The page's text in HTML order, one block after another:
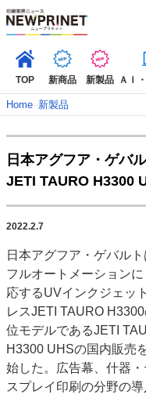
TOP 新商品 新製品 ＡＩ
特
インタビュー
コレク
SDGs・地域
ポストプレス
市場・統計
人事・移転・異
特集記事カテゴリー一覧
特集・デジタル印刷 アイデア
JAPAN PACK 2023 特集
中
2022 見える化・MIS特集
Home–新製品
日本アグフア・ゲバ
JETI TAURO H3300
2022.2.7
日本アグフア・ゲバルト
フルオートメーション
応するUVインクジェッ
レスJETI TAURO H3300
位モデルであるJETI
H3300 UHSの国内販売
始した。広告幕、什器・
スプレイ印刷の分野の導